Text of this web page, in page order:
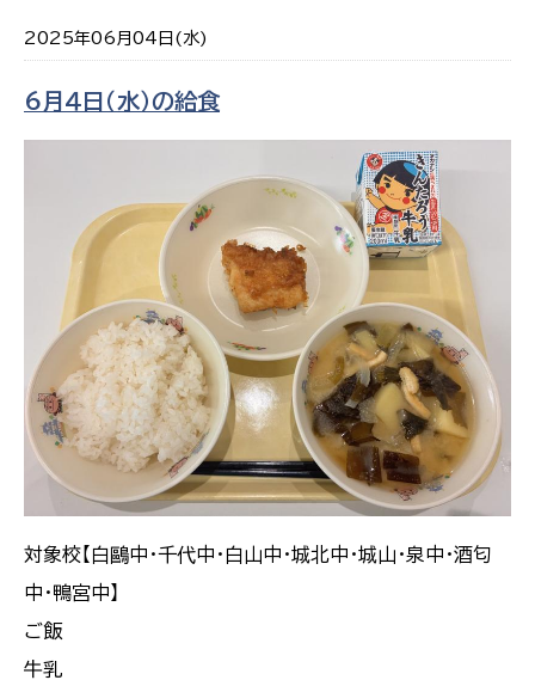
2025年06月04日(水)
6月４日（水）の給食
対象校【白鷗中・千代中・白山中・城北中・城山・泉中・酒匂
中・鴨宮中】
ご飯
牛乳